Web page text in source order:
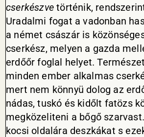
cserkészve történik,
Uradalmi fogat a vadonban
a német császár is
cserkész, melyen a gazda
erdőőr foglal helyet.
minden ember alkalmas
mert nem könnyü dolog az
nádas, tuskó és kidőlt fatözs
megközeliteni a bőgő
kocsi oldalára deszkákat s